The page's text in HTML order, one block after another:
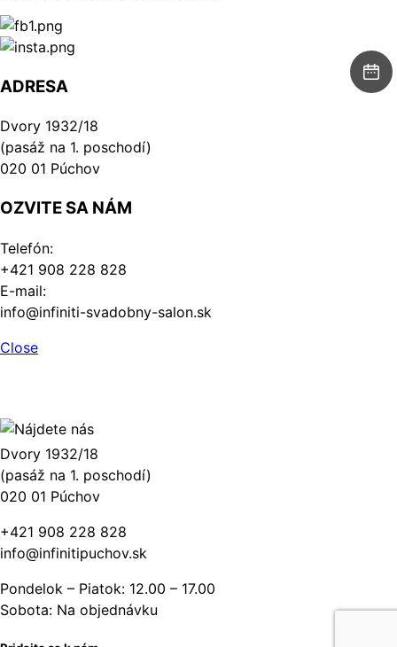
ADRESA
Dvory 1932/18
(pasáž na 1. poschodí)
020 01 Púchov
OZVITE SA NÁM
Telefón:
+421 908 228 828
E-mail:
info@infiniti-svadobny-salon.sk
Close
Dvory 1932/18
(pasáž na 1. poschodí)
020 01 Púchov
+421 908 228 828
info@infinitipuchov.sk
Pondelok – Piatok: 12.00 – 17.00
Sobota: Na objednávku